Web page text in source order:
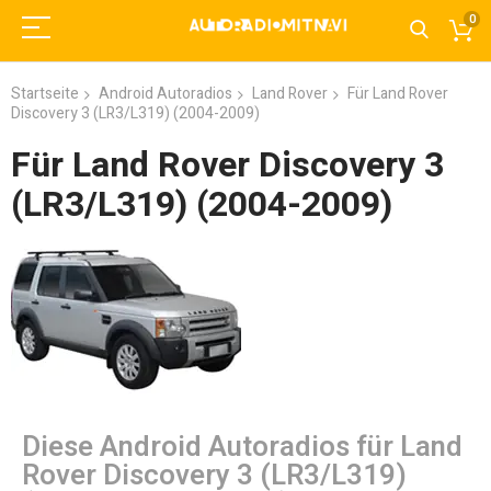
0
Startseite Android Autoradios Land Rover
Für Land Rover
Discovery 3 (LR3/L319) (2004-2009)
Für Land Rover Discovery 3
(LR3/L319) (2004-2009)
Diese Android Autoradios für Land
Rover Discovery 3 (LR3/L319)